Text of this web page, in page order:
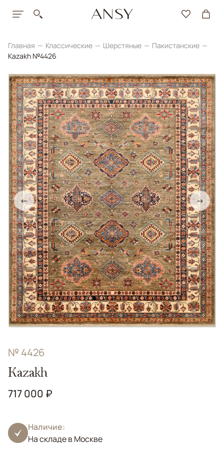
Главная Классические Шерстяные
Пакистанские
Kazakh №4426
← →
№ 4426
Kazakh
717 000 ₽
Наличие:
На складе в Москве